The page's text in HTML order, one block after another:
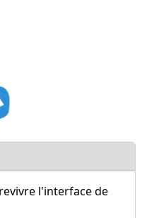
l'interface de